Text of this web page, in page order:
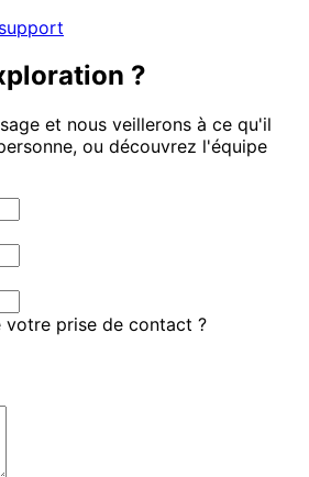
?
et nous veillerons à ce qu'il
ou découvrez l'équipe
votre prise de contact ?